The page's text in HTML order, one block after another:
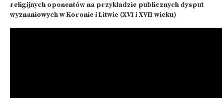
religijnych oponentów na przykładzie publicznych dysput
wyznaniowych w Koronie i Litwie (XVI i XVII wieku)